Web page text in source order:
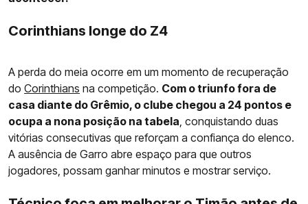
Corinthians longe do Z4
A perda do meia ocorre em um momento de recuperação
do Corinthians na competição. Com o triunfo fora de
casa diante do Grêmio, o clube chegou a 24 pontos e
ocupa a nona posição na tabela , conquistando duas
vitórias consecutivas que reforçam a confiança do elenco.
A ausência de Garro abre espaço para que outros
jogadores, possam ganhar minutos e mostrar serviço.